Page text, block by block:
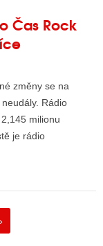
Čas Rock
změny se na
Rádio
milionu
je rádio